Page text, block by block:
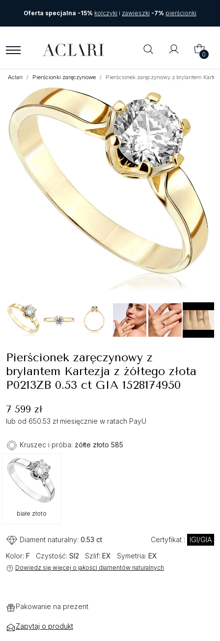
Oferta specjalna -15% kolczyki i zawieszki -7% pierścionki
0
Aclari Pierścionki zaręczynowe Pierścionek zaręczynowy z brylantem
Pierścionek zaręczynowy z
brylantem Kartezja z żółtego złota
P0213ZB 0.53 ct GIA 1528174950
7 599 zł
lub od 650.53 zł miesięcznie w ratach PayU
Kruszec i próba: żółte złoto 585
białe złoto
Diament naturalny: 0.53 ct Certyfikat :
IGI/GIA
Kolor: F Czystość: SI2 Szlif: EX Symetria: EX
Dowiedz się więcej o jakości diamentów naturalnych
Pakowanie na prezent
Zapytaj o produkt